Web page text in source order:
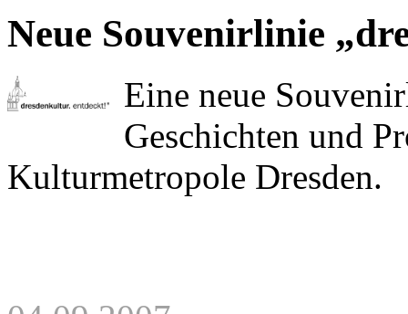
Neue Souvenirlinie
Eine neue
Geschichten und
Kulturmetropole Dresden.